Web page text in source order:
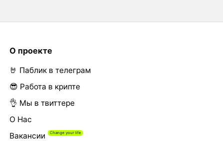
О проекте
🤘 Паблик в телеграм
😎 Работа в крипте
👌 Мы в твиттере
О Нас
Вакансии